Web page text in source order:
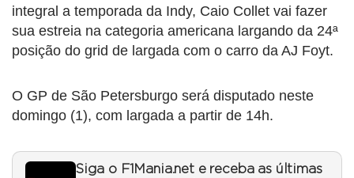
integral a temporada da Indy, Caio Collet vai fazer
sua estreia na categoria americana largando da 24ª
posição do grid de largada com o carro da AJ Foyt.
O GP de São Petersburgo será disputado neste
domingo (1), com largada a partir de 14h.
Siga o F1Mania.net e receba as últimas